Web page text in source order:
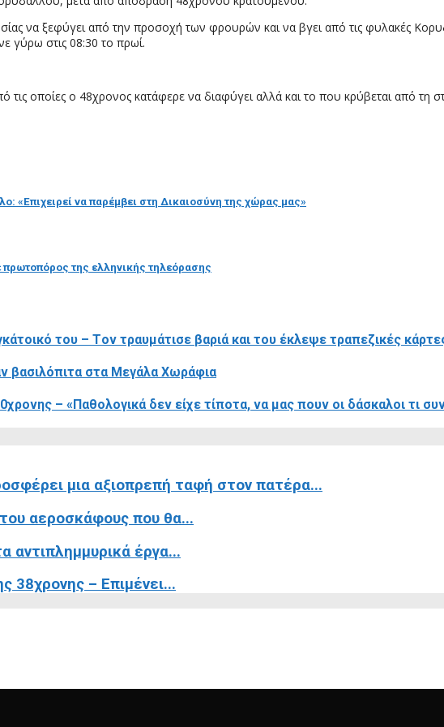
να ξεφύγει από την προσοχή των φρουρών και να βγει από τις φυλακές
γύρω στις 08:30 το πρωί.
οποίες ο 48χρονος κατάφερε να διαφύγει αλλά και το που κρύβεται από τη
«Επιχειρεί να παρέμβει στη Δικαιοσύνη της χώρας μας»
της ελληνικής τηλεόρασης
του – Tον τραυμάτισε βαριά και του έκλεψε τραπεζικές
βασιλόπιτα στα Μεγάλα Χωράφια
– «Παθολογικά δεν είχε τίποτα, να μας πουν οι δάσκαλοι τι
μια αξιοπρεπή ταφή στον πατέρα...
αεροσκάφους που θα...
αντιπλημμυρικά έργα...
38χρονης – Επιμένει...